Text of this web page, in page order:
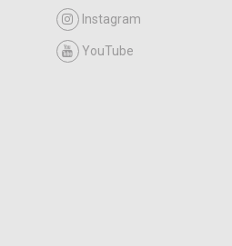
Instagram
YouTube